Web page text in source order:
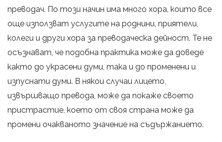
преводач. По този начин има много хора, които все
още използват услугите на роднини, приятели,
колеги и други хора за преводаческа дейност. Те не
осъзнават, че подобна практика може да доведе
както до украсени думи, така и до променени и
изпуснати думи. В някои случаи лицето,
извършващо превода, може да покаже своето
пристрастие, което от своя страна може да
промени очакваното значение на съдържанието.